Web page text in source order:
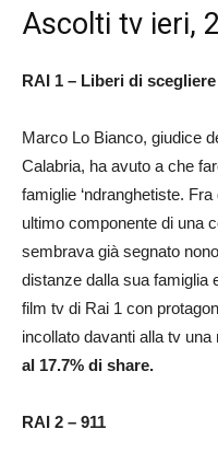
Ascolti tv ieri,
RAI 1 – Liberi di scegliere
Marco Lo Bianco, giudice
Calabria, ha avuto a che
famiglie ‘ndranghetiste.
ultimo componente di una
sembrava già segnato
distanze dalla sua famiglia
film tv di Rai 1 con
incollato davanti alla tv una
al 17.7% di share.
RAI 2 – 911